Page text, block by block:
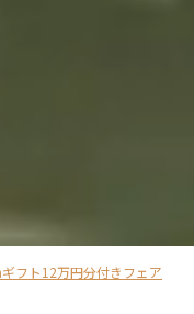
フト12万円分付きフェア